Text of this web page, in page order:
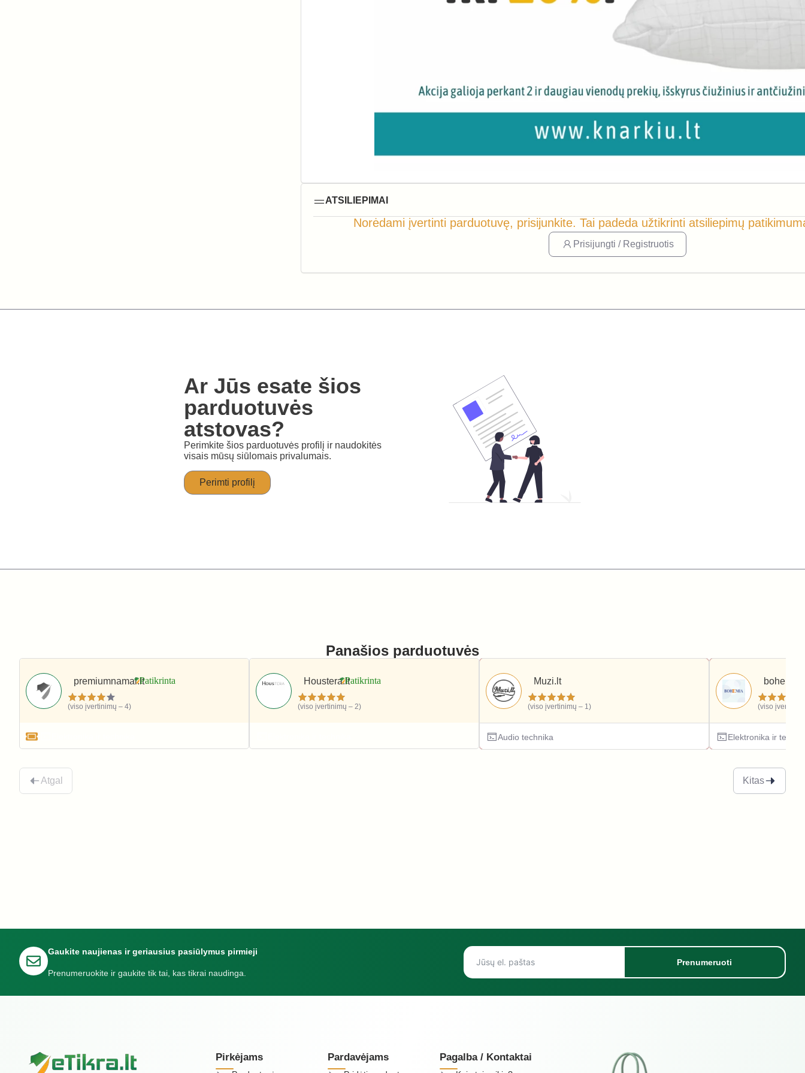
ATSILIEPIMAI
Norėdami įvertinti parduotuvę, prisijunkite. Tai padeda užtikrinti atsiliepimų
Prisijungti / Registruotis
Ar Jūs esate šios
parduotuvės
atstovas?
Perimkite šios parduotuvės profilį ir naudokitės
visais mūsų siūlomais privalumais.
Perimti profilį
Panašios parduotuvės
premiumnamai.lt
(viso įvertinimų – 4)
Houstera.lt
(viso įvertinimų – 2)
Muzi.lt
(viso įvertinimų – 1)
Audio technika
(viso
Elektronika ir
Atgal Kitas
Gaukite naujienas ir geriausius pasiūlymus pirmieji
Prenumeruokite ir gaukite tik tai, kas tikrai naudinga.
Prenumeruoti
Pirkėjams Pardavėjams Pagalba / Kontaktai